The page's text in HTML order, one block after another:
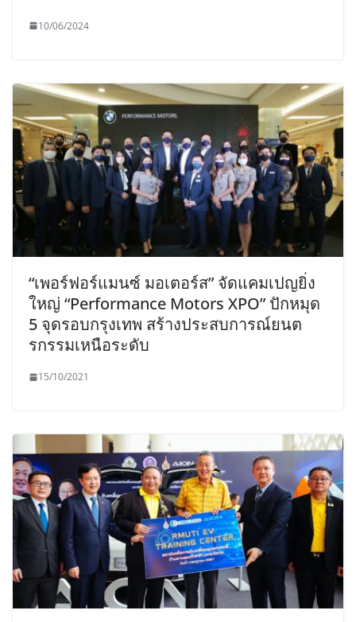
10/06/2024
“เพอร์ฟอร์แมนซ์ มอเตอร์ส” จัดแคมเปญยิ่ง
ใหญ่ “Performance Motors XPO” ปักหมุด
5 จุดรอบกรุงเทพ สร้างประสบการณ์ยนต
รกรรมเหนือระดับ
15/10/2021